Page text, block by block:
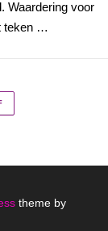
Waardering voor
teken …
theme by